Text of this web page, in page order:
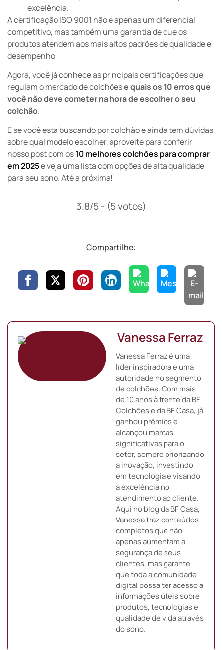
excelência.
A certificação ISO 9001 não é apenas um diferencial
competitivo, mas também uma garantia de que os
produtos atendem aos mais altos padrões de qualidade e
desempenho.
Agora, você já conhece as principais certificações que
regulam o mercado de colchõese quais os 10 erros que
você não deve cometer na hora de escolher o seu
colchão.
E se você está buscando por colchão e ainda tem dúvidas
sobre qual modelo escolher, aproveite para conferir
nosso post com os10 melhores colchões para comprar
em 2025e veja uma lista com opções de alta qualidade
para seu sono. Até a próxima!
3.8/5 - (5 votos)
Compartilhe:
Vanessa Ferraz
Vanessa Ferraz é uma
líder inspiradora e uma
autoridade no segmento
de colchões. Com mais
de 10 anos à frente da BF
Colchões e da BF Casa, já
ganhou prêmios e
alcançou marcas
significativas para o
setor, sempre priorizando
a inovação, investindo
em tecnologia e visando
a excelência no
atendimento ao cliente.
Aqui no blog da BF Casa,
Vanessa traz conteúdos
completos que não
apenas aumentam a
segurança de seus
clientes, mas garante
que toda a comunidade
digital possa ter acesso a
informações úteis sobre
produtos, tecnologias e
qualidade de vida através
do sono.